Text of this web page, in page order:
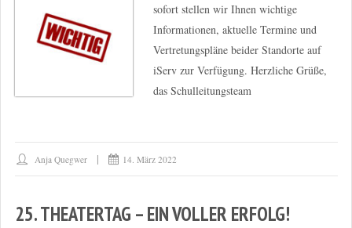
sofort stellen wir Ihnen wichtige
Informationen, aktuelle Termine und
Vertretungspläne beider Standorte auf
iServ zur Verfügung. Herzliche Grüße,
das Schulleitungsteam
Anja Quegwer 14. März 2022
25. THEATERTAG – EIN VOLLER ERFOLG!